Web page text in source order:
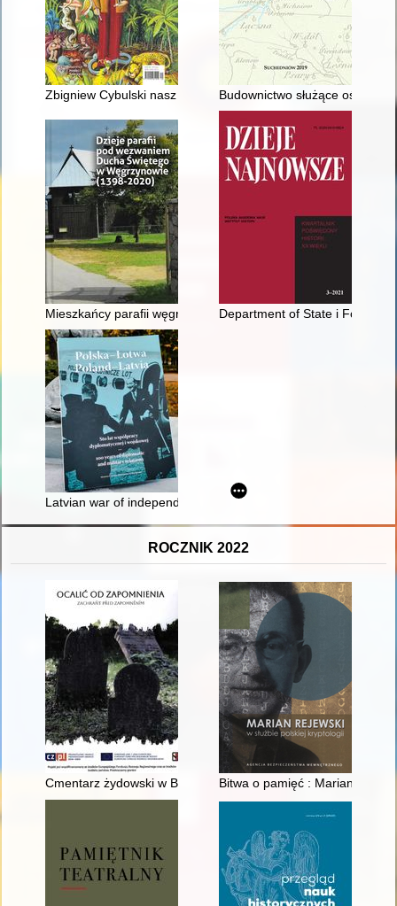
Zbigniew Cybulski nasz i ich : dwie ceremonie pogrzebowe
Budownictwo służące
Mieszkańcy parafii węgrzynowskiej od XV wieku
Department of State i Foreign
Latvian war of independence and the cooperation with Poland
ROCZNIK 2022
Cmentarz żydowski w Białej = Židovský hřbitov v Białé
Bitwa o pamięć : Marian